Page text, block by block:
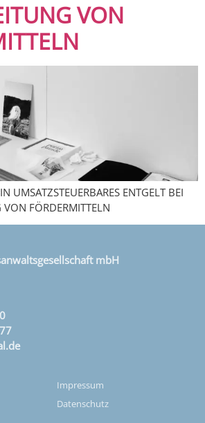
VON
UMSATZSTEUERBARES ENTGELT BEI
VON FÖRDERMITTELN
mbH
Impressum
Datenschutz